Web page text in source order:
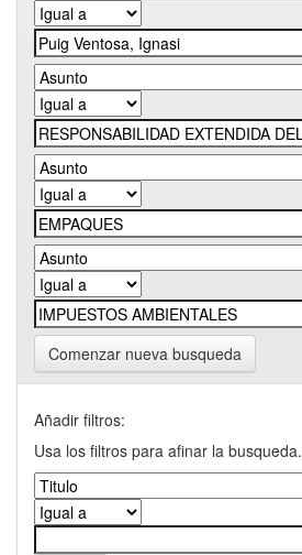
Comenzar nueva busqueda
Añadir filtros:
Usa los filtros para afinar la busqueda.